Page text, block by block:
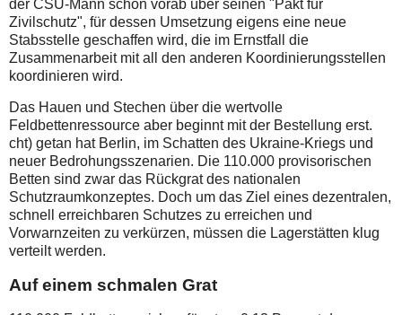
der CSU-Mann schon vorab über seinen "Pakt für
Zivilschutz", für dessen Umsetzung eigens eine neue
Stabsstelle geschaffen wird, die im Ernstfall die
Zusammenarbeit mit all den anderen Koordinierungsstellen
koordinieren wird.
Das Hauen und Stechen über die wertvolle
Feldbettenressource aber beginnt mit der Bestellung erst.
cht) getan hat Berlin, im Schatten des Ukraine-Kriegs und
neuer Bedrohungsszenarien. Die 110.000 provisorischen
Betten sind zwar das Rückgrat des nationalen
Schutzraumkonzeptes. Doch um das Ziel eines dezentralen,
schnell erreichbaren Schutzes zu erreichen und
Vorwarnzeiten zu verkürzen, müssen die Lagerstätten klug
verteilt werden.
Auf einem schmalen Grat